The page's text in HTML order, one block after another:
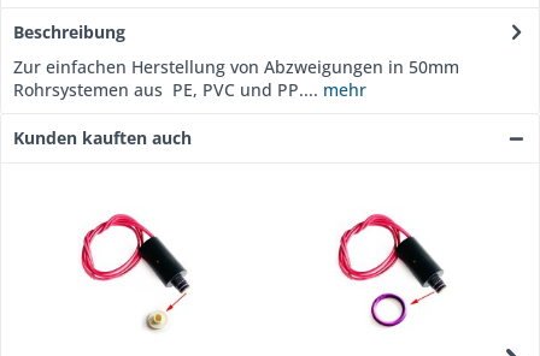
Beschreibung
Zur einfachen Herstellung von Abzweigungen in 50mm
Rohrsystemen aus PE, PVC und PP.... mehr
Kunden kauften auch